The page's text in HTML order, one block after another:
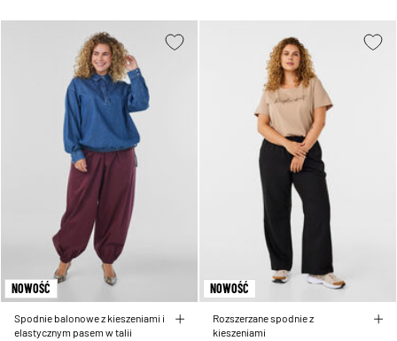
NOWOŚĆ
Spodnie balonowe z kieszeniami i
elastycznym pasem w talii
NOWOŚĆ
Rozszerzane spodnie z
kieszeniami